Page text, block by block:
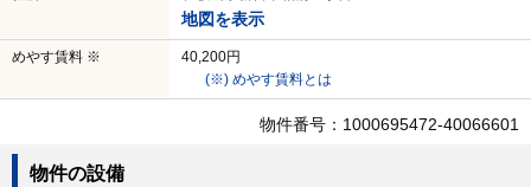
地図を表示
めやす賃料 ※
40,200円
(※) めやす賃料とは
物件番号：1000695472-40066601
物件の設備